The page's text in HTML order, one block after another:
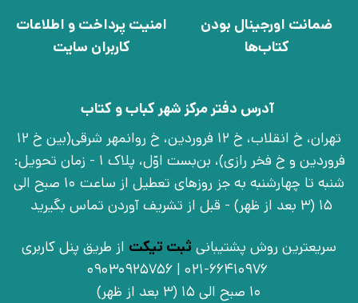
ضمانت اورجینال بودن
کتاب‌ها
امنیت پرداخت و اطلاعات
کاربران سایت
آدرس دفتر مرکز شهر کباب و کتاب
تهران، خ انقلاب، خ 12 فروردین، خ روانمهر شرقی(بین خ 12
فروردین و خ فخر رازی)، بن‌بست اوّل، پلاک 1 - زمان تحویل:
شنبه تا چهارشنبه به جز روزهای تعطیل از ساعت 10 صبح الی
15 (3 بعد از ظهر) - قبل از تشریف آوردن تماس بگیرید
سریعترین روش پشتیبانی ثبت تیکت از طریق پنل کاربری
021-66410976 | 09030925756
10 صبح الی 15 (3 بعد از ظهر)